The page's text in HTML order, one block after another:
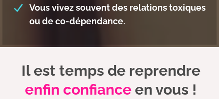
Vous vivez souvent des relations toxiques
ou de co-dépendance.
Il est temps de reprendre
enfin confiance en vous !